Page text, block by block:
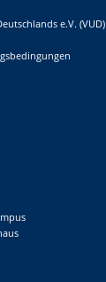
e.V. (VUD)